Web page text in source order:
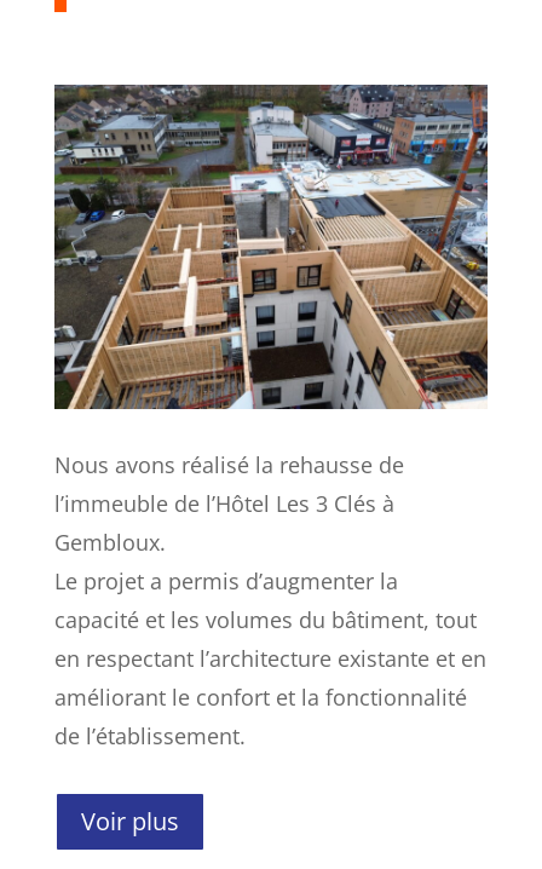
Nous avons réalisé la rehausse de
l’immeuble de l’Hôtel Les 3 Clés à
Gembloux.
Le projet a permis d’augmenter la
capacité et les volumes du bâtiment, tout
en respectant l’architecture existante et en
améliorant le confort et la fonctionnalité
de l’établissement.
Voir plus